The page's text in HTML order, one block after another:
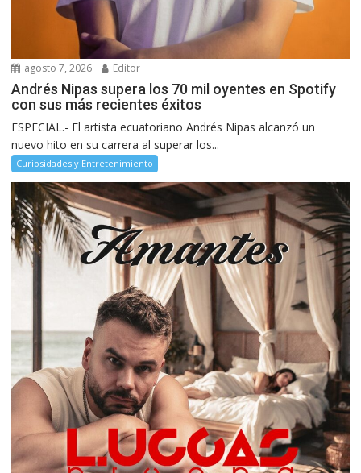
agosto 7, 2026 Editor
Andrés Nipas supera los 70 mil oyentes en Spotify
con sus más recientes éxitos
ESPECIAL.- El artista ecuatoriano Andrés Nipas alcanzó un
nuevo hito en su carrera al superar los...
Curiosidades y Entretenimiento